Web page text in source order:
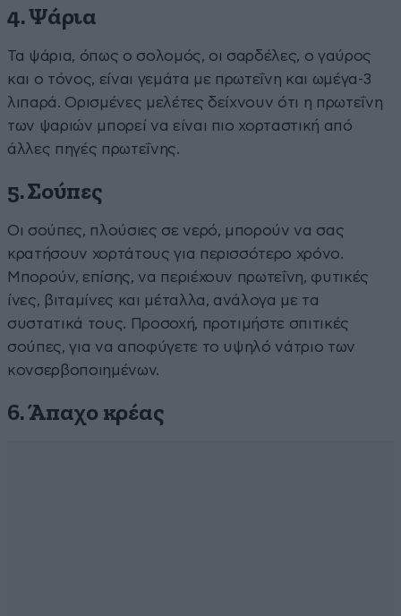
4. Ψάρια
Τα ψάρια, όπως ο σολομός, οι σαρδέλες, ο γαύρος
και ο τόνος, είναι γεμάτα με πρωτεΐνη και ωμέγα-3
λιπαρά. Ορισμένες μελέτες δείχνουν ότι η πρωτεΐνη
των ψαριών μπορεί να είναι πιο χορταστική από
άλλες πηγές πρωτεΐνης.
5. Σούπες
Οι σούπες, πλούσιες σε νερό, μπορούν να σας
κρατήσουν χορτάτους για περισσότερο χρόνο.
Μπορούν, επίσης, να περιέχουν πρωτεΐνη, φυτικές
ίνες, βιταμίνες και μέταλλα, ανάλογα με τα
συστατικά τους. Προσοχή, προτιμήστε σπιτικές
σούπες, για να αποφύγετε το υψηλό νάτριο των
κονσερβοποιημένων.
6. Άπαχο κρέας